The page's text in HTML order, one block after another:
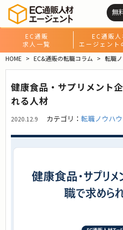
無
EC通販
求人一覧
EC通販
エージェント
HOME
EC&通販の転職コラム 転職
健康食品・サプリメント
れる人材
2020.12.9 カテゴリ：転職ノウハウ